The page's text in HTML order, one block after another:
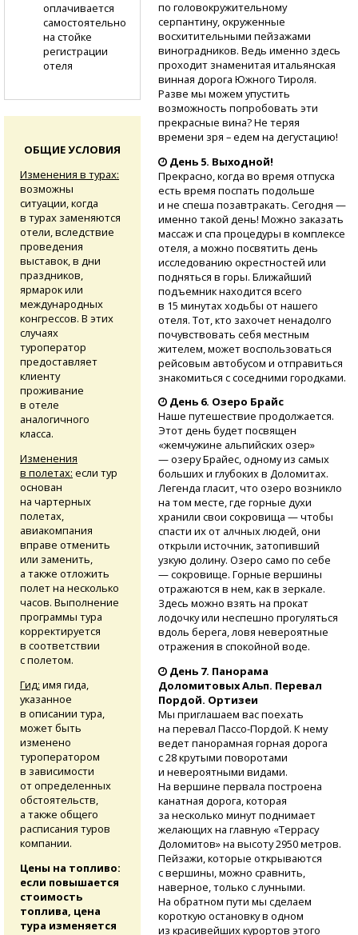
по головокружительному
серпантину, окруженные
восхитительными пейзажами
виноградников. Ведь именно здесь
проходит знаменитая итальянская
винная дорога Южного Тироля.
Разве мы можем упустить
возможность попробовать эти
прекрасные вина? Не теряя
времени зря – едем на дегустацию!
День 5. Выходной!
Прекрасно, когда во время отпуска
есть время поспать подольше
и не спеша позавтракать. Сегодня —
именно такой день! Можно заказать
массаж и спа процедуры в комплексе
отеля, а можно посвятить день
исследованию окрестностей или
подняться в горы. Ближайший
подъемник находится всего
в 15 минутах ходьбы от нашего
отеля. Тот, кто захочет ненадолго
почувствовать себя местным
жителем, может воспользоваться
рейсовым автобусом и отправиться
знакомиться с соседними городками.
День 6. Озеро Брайс
Наше путешествие продолжается.
Этот день будет посвящен
«жемчужине альпийских озер»
— озеру Брайес, одному из самых
больших и глубоких в Доломитах.
Легенда гласит, что озеро возникло
на том месте, где горные духи
хранили свои сокровища — чтобы
спасти их от алчных людей, они
открыли источник, затопивший
узкую долину. Озеро само по себе
— сокровище. Горные вершины
отражаются в нем, как в зеркале.
Здесь можно взять на прокат
лодочку или неспешно прогуляться
вдоль берега, ловя невероятные
отражения в спокойной воде.
День 7. Панорама
Доломитовых Альп. Перевал
Пордой. Ортизеи
Мы приглашаем вас поехать
на перевал Пассо-Пордой. К нему
ведет панорамная горная дорога
с 28 крутыми поворотами
и невероятными видами.
На вершине первала построена
канатная дорога, которая
за несколько минут поднимает
желающих на главную «Террасу
Доломитов» на высоту 2950 метров.
Пейзажи, которые открываются
с вершины, можно сравнить,
наверное, только с лунными.
На обратном пути мы сделаем
короткую остановку в одном
из красивейших курортов этого
оплачивается
самостоятельно
на стойке
регистрации
отеля
ОБЩИЕ УСЛОВИЯ
Изменения в турах:
возможны
ситуации, когда
в турах заменяются
отели, вследствие
проведения
выставок, в дни
праздников,
ярмарок или
международных
конгрессов. В этих
случаях
туроператор
предоставляет
клиенту
проживание
в отеле
аналогичного
класса.
Изменения
в полетах: если тур
основан
на чартерных
полетах,
авиакомпания
вправе отменить
или заменить,
а также отложить
полет на несколько
часов. Выполнение
программы тура
корректируется
в соответствии
с полетом.
Гид: имя гида,
указанное
в описании тура,
может быть
изменено
туроператором
в зависимости
от определенных
обстоятельств,
а также общего
расписания туров
компании.
Цены на топливо:
если повышается
стоимость
топлива, цена
тура изменяется